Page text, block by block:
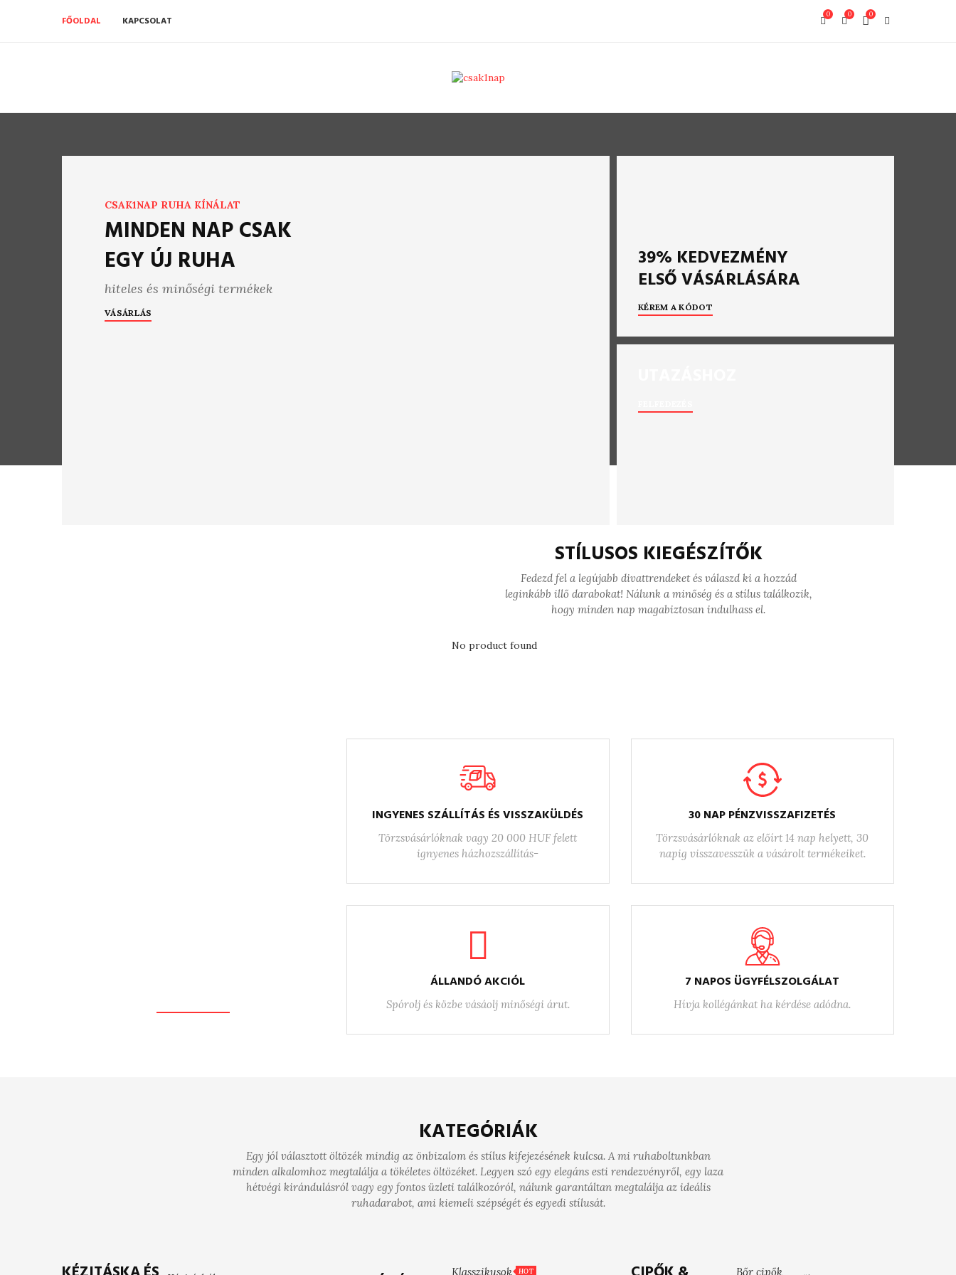
FŐOLDAL KAPCSOLAT
0
0
0
CSAK1NAP RUHA KÍNÁLAT
MINDEN NAP CSAK
EGY ÚJ RUHA
hiteles és minőségi termékek
VÁSÁRLÁS
39% KEDVEZMÉNY
ELSŐ VÁSÁRLÁSÁRA
KÉREM A KÓDOT
STÍLUSOS KIEGÉSZÍTŐK
Fedezd fel a legújabb divattrendeket és válaszd ki a hozzád
leginkább illő darabokat! Nálunk a minőség és a stílus találkozik,
hogy minden nap magabiztosan indulhass el.
No product found
INGYENES SZÁLLÍTÁS ÉS VISSZAKÜLDÉS
Törzsvásárlóknak vagy 20 000 HUF felett
ignyenes házhozszállítás-
ÁLLANDÓ AKCIÓL
Spórolj és közbe vásáolj minőségi árut.
30 NAP PÉNZVISSZAFIZETÉS
Törzsvásárlóknak az előírt 14 nap helyett, 30
napig visszavesszük a vásárolt termékeiket.
7 NAPOS ÜGYFÉLSZOLGÁLAT
Hívja kollégánkat ha kérdése adódna.
KATEGÓRIÁK
Egy jól választott öltözék mindig az önbizalom és stílus kifejezésének kulcsa. A mi ruhaboltunkban
minden alkalomhoz megtalálja a tökéletes öltözéket. Legyen szó egy elegáns esti rendezvényről, egy laza
hétvégi kirándulásról vagy egy fontos üzleti találkozóról, nálunk garantáltan megtalálja az ideális
ruhadarabot, ami kiemeli szépségét és egyedi stílusát.
Klasszikusok HOT Bőr cipők